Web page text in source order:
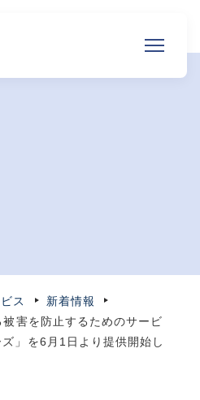
ス
新着情報
害を防止するためのサービ
」を6月1日より提供開始し